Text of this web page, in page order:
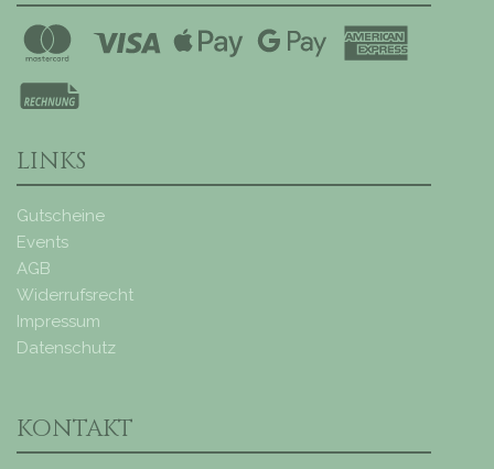
LINKS
Gutscheine
Events
AGB
Widerrufsrecht
Impressum
Datenschutz
KONTAKT